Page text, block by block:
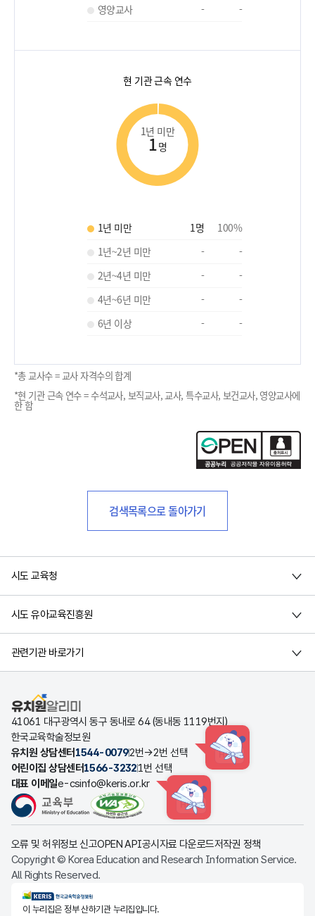
영양교사
- -
현 기관 근속 연수
1년 미만
1명
1년 미만 1명 100%
1년~2년 미만
-
-
2년~4년 미만
-
-
4년~6년 미만
-
-
6년 이상
- -
*총 교사수 = 교사 자격수의 합계
*현 기관 근속 연수 = 수석교사, 보직교사, 교사, 특수교사, 보건교사, 영양교사에
한 함
검색목록으로 돌아가기
시도 교육청
시도 유아교육진흥원
관련기관 바로가기
유치원알리미
41061 대구광역시 동구 동내로 64 (동내동 1119번지)
한국교육학술정보원
유치원 상담센터 1544-00792번→2번 선택 HINT
어린이집 상담센터1566-32321번 선택
대표 이메일e-csinfo@keris.or.kr
HINT
오류 및 허위정보 신고OPEN API공시자료 다운로드저작권 정책
Copyright © Korea Education and Research Information Service.
All Rights Reserved.
KERIS한국교육학술정보원
이 누리집은 정부 산하기관 누리집입니다.